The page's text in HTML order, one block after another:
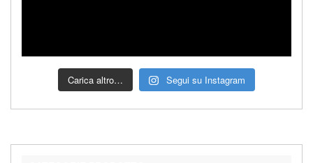
Carica altro… Segui su Instagram